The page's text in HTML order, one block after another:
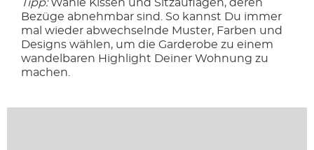
Tipp:Wähle Kissen und Sitzauflagen, deren
Bezüge abnehmbar sind. So kannst Du immer
mal wieder abwechselnde Muster, Farben und
Designs wählen, um die Garderobe zu einem
wandelbaren Highlight Deiner Wohnung zu
machen.